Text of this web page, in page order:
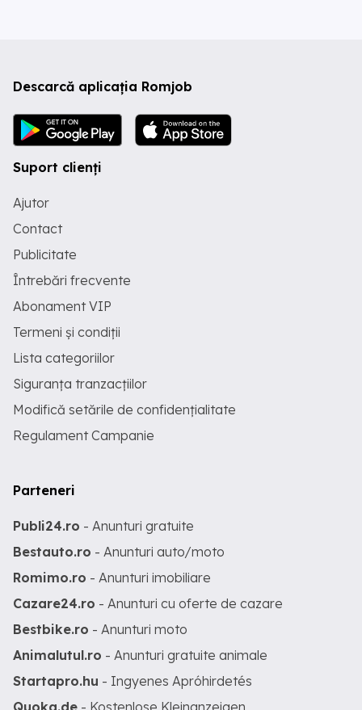
Descarcă aplicația Romjob
Suport clienți
Ajutor
Contact
Publicitate
Întrebări frecvente
Abonament VIP
Termeni și condiții
Lista categoriilor
Siguranța tranzacțiilor
Modifică setările de confidențialitate
Regulament Campanie
Parteneri
Publi24.ro - Anunturi gratuite
Bestauto.ro - Anunturi auto/moto
Romimo.ro - Anunturi imobiliare
Cazare24.ro - Anunturi cu oferte de cazare
Bestbike.ro - Anunturi moto
Animalutul.ro - Anunturi gratuite animale
Startapro.hu - Ingyenes Apróhirdetés
Quoka.de - Kostenlose Kleinanzeigen